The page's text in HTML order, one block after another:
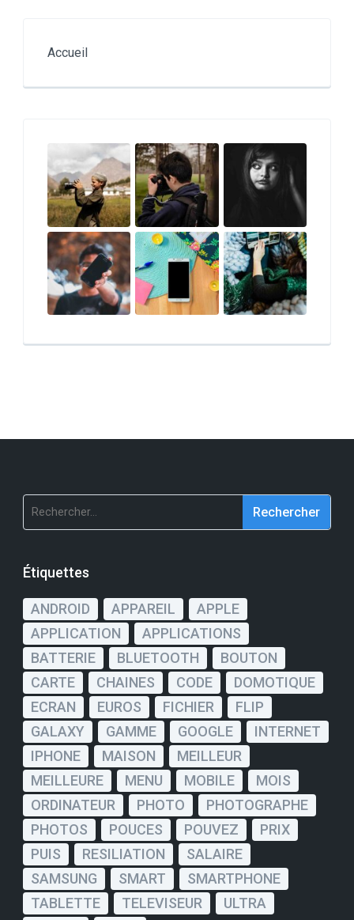
Accueil
Rechercher :
Étiquettes
ANDROID APPAREIL
APPLE
APPLICATION
APPLICATIONS
BATTERIE
BLUETOOTH
BOUTON
CARTE
CHAINES CODE
DOMOTIQUE
ECRAN
EUROS FICHIER
FLIP
GALAXY
GAMME GOOGLE
INTERNET
IPHONE
MAISON
MEILLEUR
MEILLEURE
MENU MOBILE
MOIS
ORDINATEUR
PHOTO
PHOTOGRAPHE
PHOTOS
POUCES POUVEZ
PRIX
PUIS
RESILIATION
SALAIRE
SAMSUNG
SMART
SMARTPHONE
TABLETTE
TELEVISEUR
ULTRA